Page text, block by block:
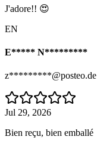
J'adore!! 😍
EN
E***** N*********
z*********@posteo.de
Jul 29, 2026
Bien reçu, bien emballé